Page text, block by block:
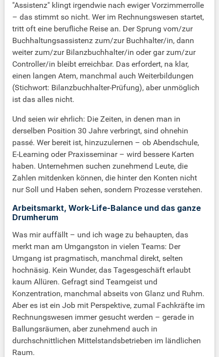
"Assistenz" klingt irgendwie nach ewiger Vorzimmerrolle
– das stimmt so nicht. Wer im Rechnungswesen startet,
tritt oft eine berufliche Reise an. Der Sprung vom/zur
Buchhaltungsassistenz zum/zur Buchhalter/in, dann
weiter zum/zur Bilanzbuchhalter/in oder gar zum/zur
Controller/in bleibt erreichbar. Das erfordert, na klar,
einen langen Atem, manchmal auch Weiterbildungen
(Stichwort: Bilanzbuchhalter-Prüfung), aber unmöglich
ist das alles nicht.
Und seien wir ehrlich: Die Zeiten, in denen man in
derselben Position 30 Jahre verbringt, sind ohnehin
passé. Wer bereit ist, hinzuzulernen – ob Abendschule,
E-Learning oder Praxisseminar – wird bessere Karten
haben. Unternehmen suchen zunehmend Leute, die
Zahlen mitdenken können, die hinter den Konten nicht
nur Soll und Haben sehen, sondern Prozesse verstehen.
Arbeitsmarkt, Work-Life-Balance und das ganze
Drumherum
Was mir auffällt – und ich wage zu behaupten, das
merkt man am Umgangston in vielen Teams: Der
Umgang ist pragmatisch, manchmal direkt, selten
hochnäsig. Kein Wunder, das Tagesgeschäft erlaubt
kaum Allüren. Gefragt sind Teamgeist und
Konzentration, manchmal abseits von Glanz und Ruhm.
Aber es ist ein Job mit Perspektive, zumal Fachkräfte im
Rechnungswesen immer gesucht werden – gerade in
Ballungsräumen, aber zunehmend auch in
durchschnittlichen Mittelstandsbetrieben im ländlichen
Raum.